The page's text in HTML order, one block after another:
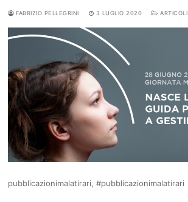
FABRIZIO PELLEGRINI 3 LUGLIO 2020 ARTICOLI
pubblicazionimalatirari, #pubblicazionimalatirari